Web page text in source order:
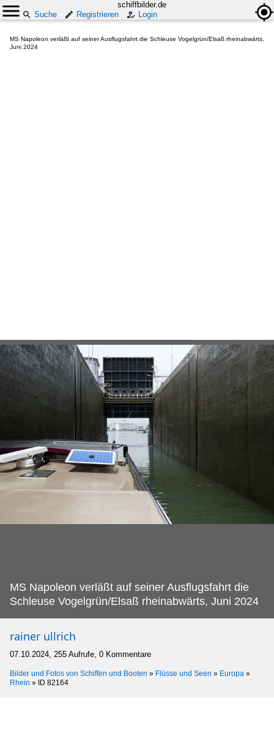
schiffbilder.de
Suche
Registrieren Login
MS Napoleon verläßt auf seiner Ausflugsfahrt die Schleuse Vogelgrün/Elsaß rheinabwärts,
Juni 2024
MS Napoleon verläßt auf seiner Ausflugsfahrt die
Schleuse Vogelgrün/Elsaß rheinabwärts, Juni 2024
rainer ullrich
07.10.2024, 255 Aufrufe, 0 Kommentare
Bilder und Fotos von Schiffen und Booten » Flüsse und Seen » Europa »
Rhein » ID 82164